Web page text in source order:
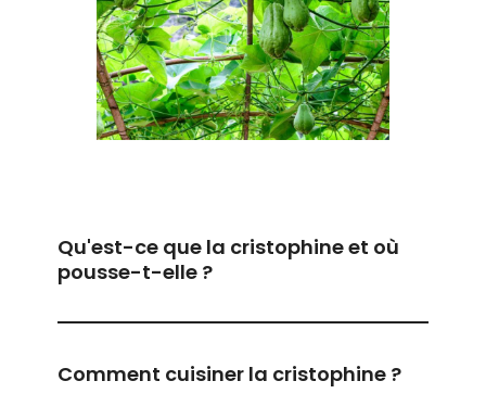
Qu'est-ce que la cristophine et où
pousse-t-elle ?
Comment cuisiner la cristophine ?